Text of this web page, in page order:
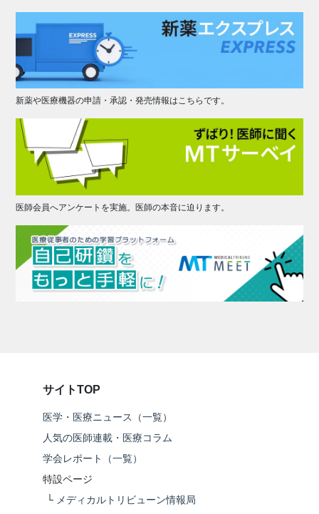
新薬や医療機器の申請・承認・発売情報はこちらです。
医師会員へアンケートを実施。医師の本音に迫ります。
サイトTOP
医学・医療ニュース（一覧）
人気の医師連載・医療コラム
学会レポート（一覧）
特設ページ
└ メディカルトリビューン情報局